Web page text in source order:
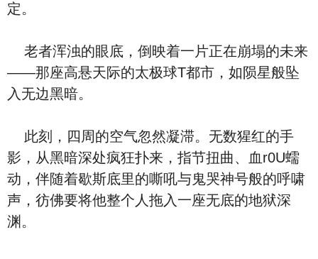
定。
老者浑浊的眼底，倒映着一片正在崩塌的未来
——那座高悬天际的太极球T都市，如陨星般坠
入无边黑暗。
此刻，四周的空气忽然凝滞。无数猩红的手
影，从黑暗深处疯狂扑来，指节扭曲、血r0U蠕
动，伴随着歇斯底里的嘶吼与鬼哭神号般的呼啸
声，彷佛要将他整个人拖入一座无底的地狱深
渊。